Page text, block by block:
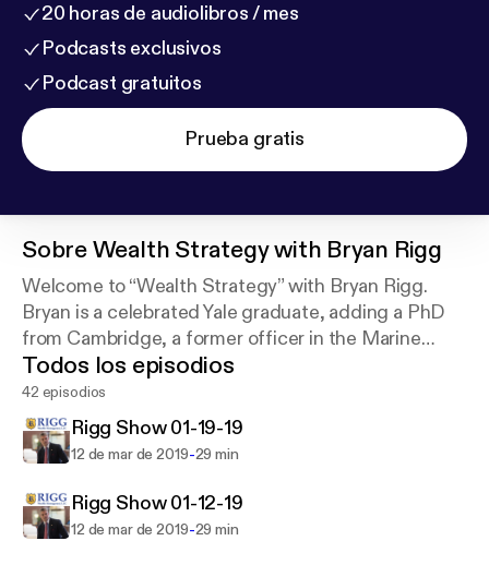
20 horas de audiolibros / mes
Podcasts exclusivos
Podcast gratuitos
Prueba gratis
SobreWealth Strategy with Bryan Rigg
Welcome to “Wealth Strategy” with Bryan Rigg.
Bryan is a celebrated Yale graduate, adding a PhD
from Cambridge, a former officer in the Marine
Corps, a man of profound integrity and honor, and
your wealth professor.
Todos los episodios
42 episodios
Rigg Show 01-19-19
12 de mar de 2019-29 min
Rigg Show 01-12-19
12 de mar de 2019-29 min